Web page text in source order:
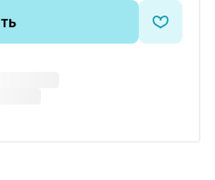
на базовом, так и на